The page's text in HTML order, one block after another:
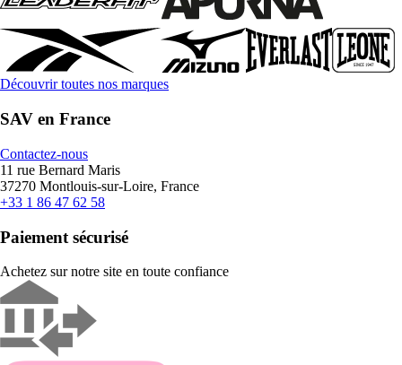
Découvrir toutes nos marques
SAV en France
Contactez-nous
11 rue Bernard Maris
37270 Montlouis-sur-Loire, France
+33 1 86 47 62 58
Paiement sécurisé
Achetez sur notre site en toute confiance